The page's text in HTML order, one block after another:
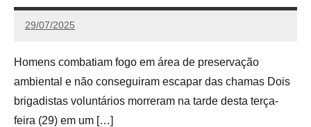
29/07/2025
Calango
Homens combatiam fogo em área de preservação
ambiental e não conseguiram escapar das chamas Dois
brigadistas voluntários morreram na tarde desta terça-
feira (29) em um […]